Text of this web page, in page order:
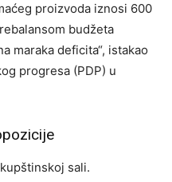
proizvoda iznosi 600
budžeta
maraka deficita“, istakao
progresa (PDP) u
sali.